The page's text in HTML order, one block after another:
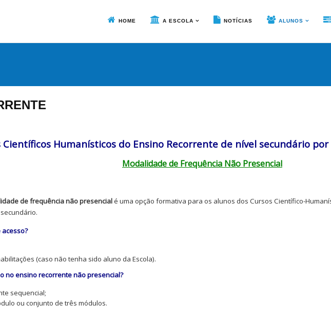
HOME A ESCOLA NOTÍCIAS ALUNOS
Científicos Humanísticos do Ensino Recorrente de nível secundário
Modalidade de Frequência Não Presencial
de frequência não presencialé uma opção formativa para os alunos dos Cursos Científico-
(caso não tenha sido aluno da Escola).
no ensino recorrente não presencial?
sequencial;
ou conjunto de três módulos.